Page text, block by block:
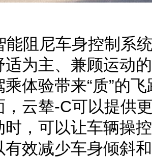
能阻尼车身控制系
适为主、兼顾运动
体验带来“质”的
，云辇-C可以提供
时，可以让车辆操
有效减少车身倾斜